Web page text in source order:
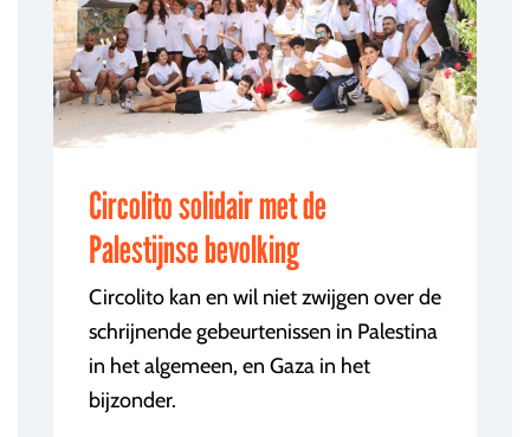
Circolito solidair met de
Palestijnse bevolking
Circolito kan en wil niet zwijgen over de
schrijnende gebeurtenissen in Palestina
in het algemeen, en Gaza in het
bijzonder.